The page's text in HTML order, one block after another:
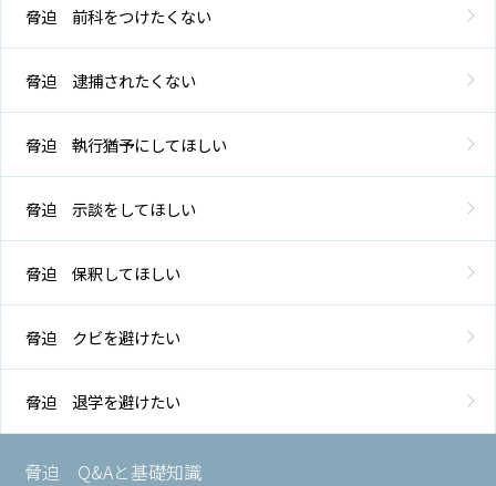
決
と
弁
費
地
脅迫 前科をつけたくない
脅迫 逮捕されたくない
脅迫 執行猶予にしてほしい
脅迫 示談をしてほしい
脅迫 保釈してほしい
脅迫 クビを避けたい
脅迫 退学を避けたい
脅迫 Q&Aと基礎知識